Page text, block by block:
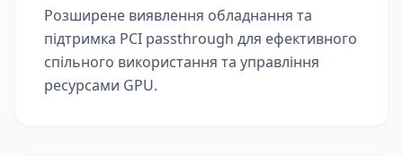
Розширене виявлення обладнання та
підтримка PCI passthrough для ефективного
спільного використання та управління
ресурсами GPU.